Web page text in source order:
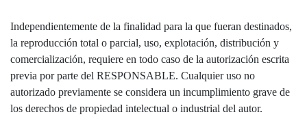
Independientemente de la finalidad para la que fueran destinados,
la reproducción total o parcial, uso, explotación, distribución y
comercialización, requiere en todo caso de la autorización escrita
previa por parte del RESPONSABLE. Cualquier uso no
autorizado previamente se considera un incumplimiento grave de
los derechos de propiedad intelectual o industrial del autor.